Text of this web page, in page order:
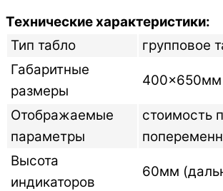
Технические характеристики:
Тип табло
групповое
Габаритные
размеры
400×650мм
Отображаемые
параметры
стоимость
Высота
индикаторов
60мм